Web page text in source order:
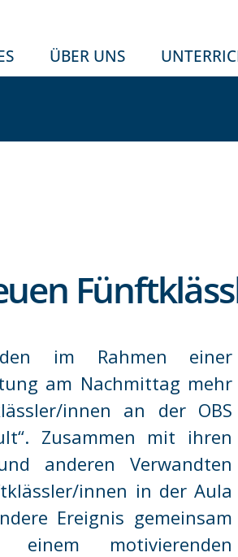
ÜBER UNS
im Rahmen einer
am Nachmittag mehr
innen an der OBS
Zusammen mit ihren
anderen Verwandten
innen in der Aula
Ereignis gemeinsam
motivierenden